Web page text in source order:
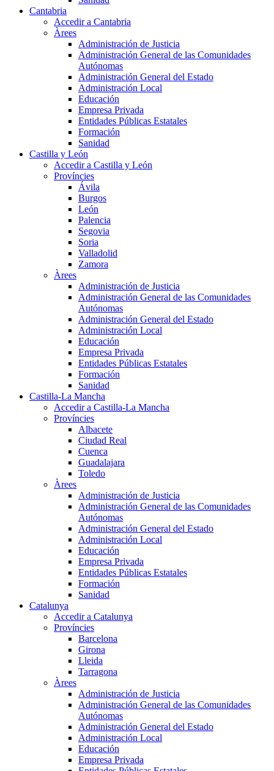
Cantabria
Accedir a Cantabria
Àrees
Administración de Justicia
Administración General de las Comunidades
Autónomas
Administración General del Estado
Administración Local
Educación
Empresa Privada
Entidades Públicas Estatales
Formación
Sanidad
Castilla y León
Accedir a Castilla y León
Províncies
Ávila
Burgos
León
Palencia
Segovia
Soria
Valladolid
Zamora
Àrees
Administración de Justicia
Administración General de las Comunidades
Autónomas
Administración General del Estado
Administración Local
Educación
Empresa Privada
Entidades Públicas Estatales
Formación
Sanidad
Castilla-La Mancha
Accedir a Castilla-La Mancha
Províncies
Albacete
Ciudad Real
Cuenca
Guadalajara
Toledo
Àrees
Administración de Justicia
Administración General de las Comunidades
Autónomas
Administración General del Estado
Administración Local
Educación
Empresa Privada
Entidades Públicas Estatales
Formación
Sanidad
Catalunya
Accedir a Catalunya
Províncies
Barcelona
Girona
Lleida
Tarragona
Àrees
Administración de Justicia
Administración General de las Comunidades
Autónomas
Administración General del Estado
Administración Local
Educación
Empresa Privada